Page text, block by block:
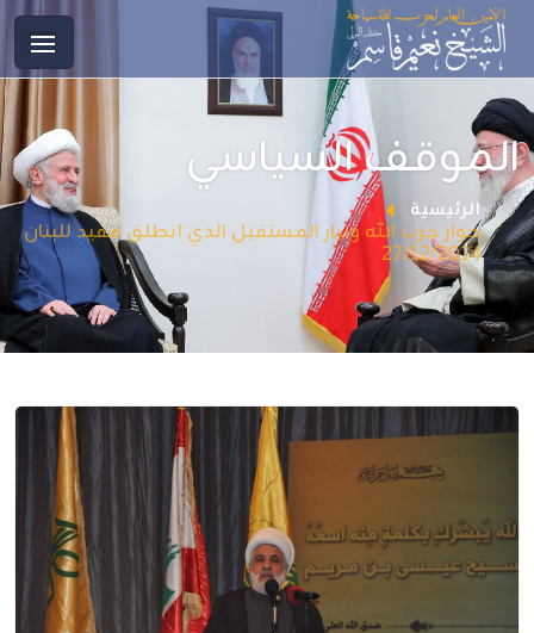
الموقف السياسي
الرئيسية
حوار حزب الله وتيار المستقبل الذي انطلق مفيد للبنان
27/12/2014